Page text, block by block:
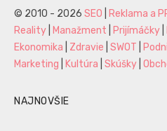
© 2010 - 2026 SEO Reklama a
Reality
Manažment Prijímáčky
Ekonomika
Zdravie SWOT
Marketing
Kultúra Skúšky
NAJNOVŠIE